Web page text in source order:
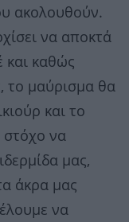
ακολουθούν.
να αποκτά
και καθώς
το μαύρισμα θα
και το
στόχο να
μας,
άκρα μας
να